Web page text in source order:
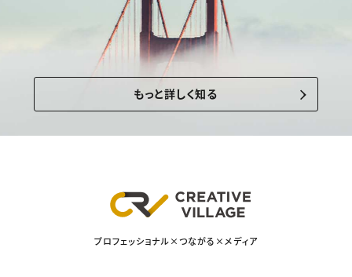
もっと詳しく知る
プロフェッショナル×つながる×メディア